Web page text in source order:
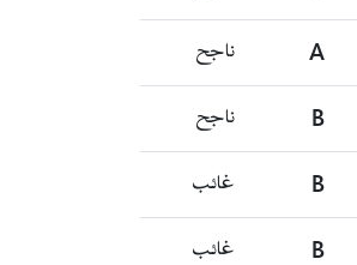
A ناجح
B ناجح
B غائب
B غائب